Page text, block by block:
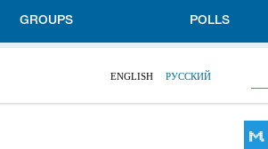
GROUPS POLLS
ENGLISH РУССКИЙ